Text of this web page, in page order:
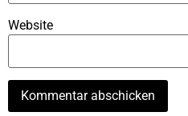
Website